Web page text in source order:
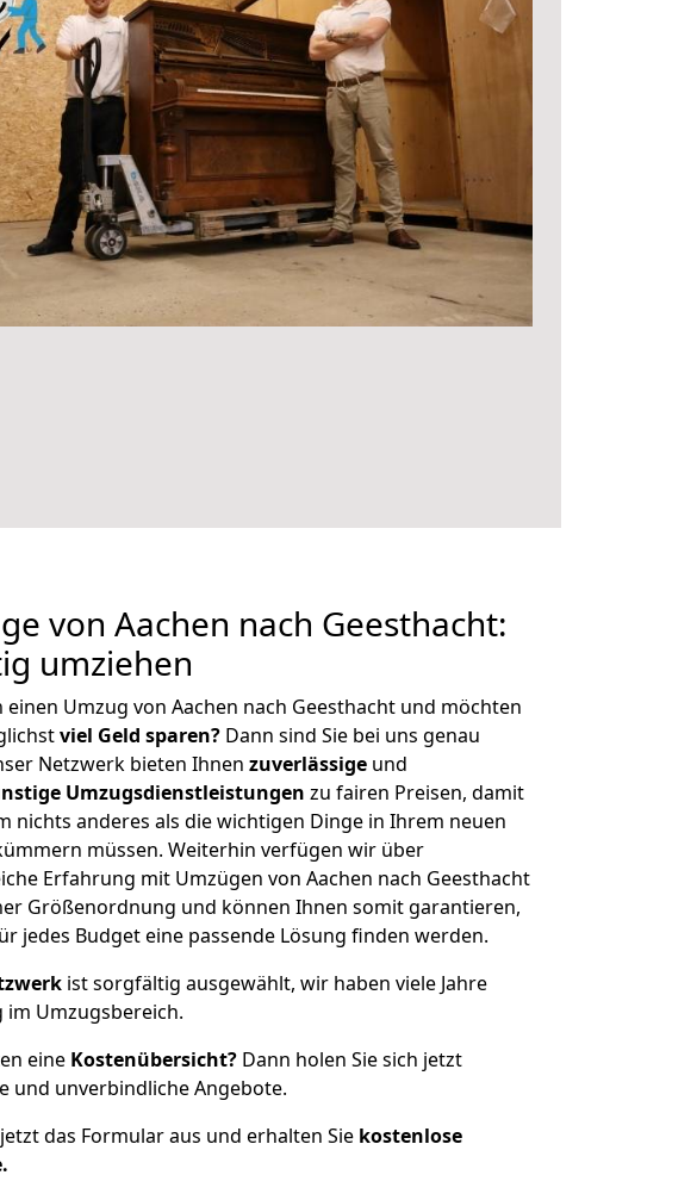
von Aachen nach Geesthacht:
umziehen
einen Umzug von Aachen nach Geesthacht und möchten
viel Geld sparen? Dann sind Sie bei uns genau
Netzwerk bieten Ihnen zuverlässige und
Umzugsdienstleistungen zu fairen Preisen, damit
nichts anderes als die wichtigen Dinge in Ihrem neuen
müssen. Weiterhin verfügen wir über
Erfahrung mit Umzügen von Aachen nach Geesthacht
Größenordnung und können Ihnen somit garantieren,
jedes Budget eine passende Lösung finden werden.
ist sorgfältig ausgewählt, wir haben viele Jahre
im Umzugsbereich.
eine Kostenübersicht? Dann holen Sie sich jetzt
und unverbindliche Angebote.
das Formular aus und erhalten Sie kostenlose